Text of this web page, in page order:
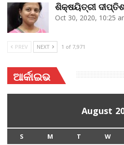
ଶିକ୍ଷୟିତ୍ରୀ
Oct 30, 2020, 10:25
PREV NEXT 1 of 7,971
ଆର୍କାଇଭ
August
S M T W